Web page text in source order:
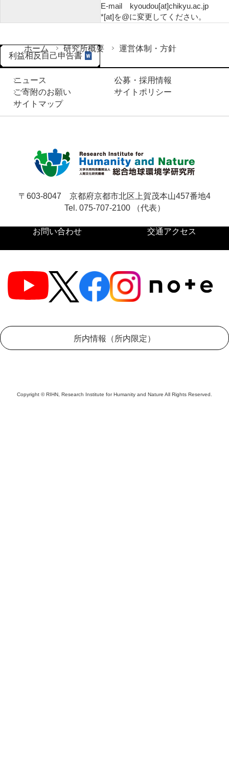
E-mail kyoudou[at]chikyu.ac.jp
*[at]を@に変更してください。
利益相反自己申告書
ホーム 研究所概要 運営体制・方針
ニュース
公募・採用情報
ご寄附のお願い
サイトポリシー
サイトマップ
〒603-8047 京都府京都市北区上賀茂本山457番地4
Tel. 075-707-2100 （代表）
お問い合わせ 交通アクセス
所内情報（所内限定）
Copyright © RIHN, Research Institute for Humanity and Nature All Rights Reserved.